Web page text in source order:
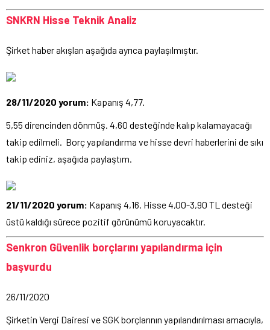
SNKRN Hisse Teknik Analiz
Şirket haber akışları aşağıda ayrıca paylaşılmıştır.
28/11/2020 yorum: Kapanış 4,77.
5,55 direncinden dönmüş. 4,60 desteğinde kalıp kalamayacağı
takip edilmeli. Borç yapılandırma ve hisse devri haberlerini de sıkı
takip ediniz, aşağıda paylaştım.
21/11/2020 yorum: Kapanış 4,16. Hisse 4,00-3,90 TL desteği
üstü kaldığı sürece pozitif görünümü koruyacaktır.
Senkron Güvenlik borçlarını yapılandırma için
başvurdu
26/11/2020
Şirketin Vergi Dairesi ve SGK borçlarının yapılandırılması amacıyla,